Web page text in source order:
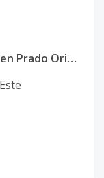
Residencial con ascensor ubicado en Prado Oriental, San Isidro, santo domingo este